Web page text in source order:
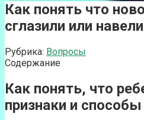
Как понять что
сглазили или
Рубрика: Вопросы
Содержание
Как понять, что
признаки и